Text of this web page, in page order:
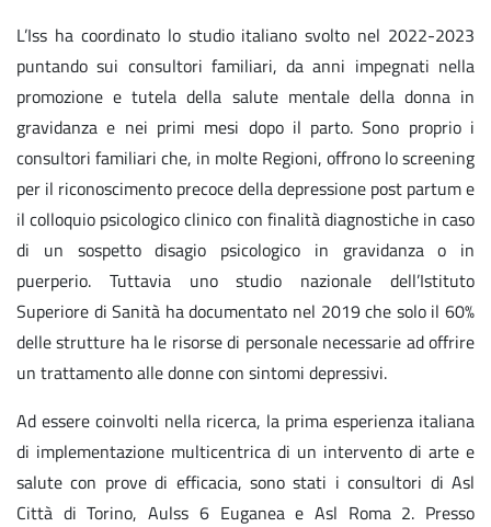
L’Iss ha coordinato lo studio italiano svolto nel 2022-2023
puntando sui consultori familiari, da anni impegnati nella
promozione e tutela della salute mentale della donna in
gravidanza e nei primi mesi dopo il parto. Sono proprio i
consultori familiari che, in molte Regioni, offrono lo screening
per il riconoscimento precoce della depressione post partum e
il colloquio psicologico clinico con finalità diagnostiche in caso
di un sospetto disagio psicologico in gravidanza o in
puerperio. Tuttavia uno studio nazionale dell’Istituto
Superiore di Sanità ha documentato nel 2019 che solo il 60%
delle strutture ha le risorse di personale necessarie ad offrire
un trattamento alle donne con sintomi depressivi.
Ad essere coinvolti nella ricerca, la prima esperienza italiana
di implementazione multicentrica di un intervento di arte e
salute con prove di efficacia, sono stati i consultori di Asl
Città di Torino, Aulss 6 Euganea e Asl Roma 2. Presso